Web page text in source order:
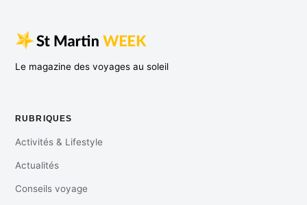
Le magazine des voyages au soleil
RUBRIQUES
Activités & Lifestyle
Actualités
Conseils voyage